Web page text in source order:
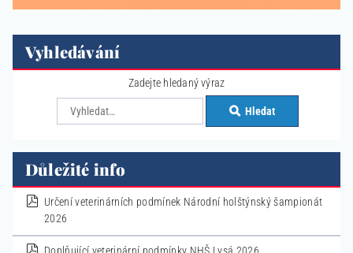
Vyhledávání
Zadejte hledaný výraz
Hledat
Důležité info
pdf
Určení veterinárních podmínek Národní holštýnský šampionát
2026
pdf